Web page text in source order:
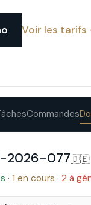
Voir les tarifs
Commandes
2026-077🇩🇪
· 1 en cours · 2 à